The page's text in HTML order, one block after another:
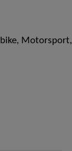
Motorsport,